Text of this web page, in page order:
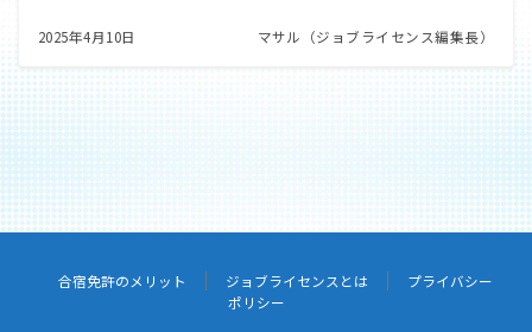
2025年4月10日 マサル（ジョブライセンス編集長）
合宿免許のメリット ジョブライセンスとは
プライバシー
ポリシー